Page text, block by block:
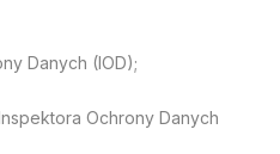
Danych (IOD);
Ochrony Danych